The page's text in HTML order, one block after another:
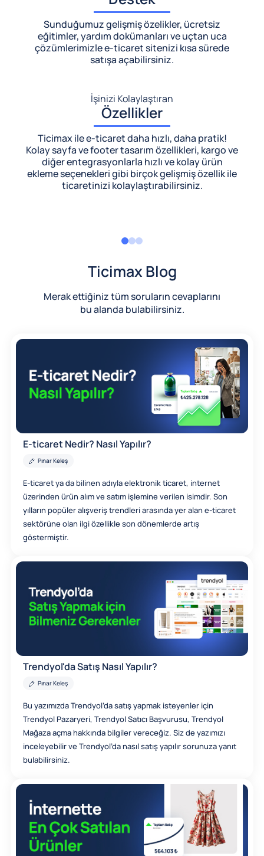
Sunduğumuz gelişmiş özelikler, ücretsiz
eğitimler, yardım dokümanları ve uçtan uca
çözümlerimizlee-ticaret sitenizi kısa sürede
satışa açabilirsiniz.
İşinizi Kolaylaştıran
Özellikler
Ticimax ile e-ticaret daha hızlı, daha pratik!
Kolay sayfa ve footer tasarım özellikleri, kargo ve
diğer entegrasyonlarla hızlı ve kolay ürün
ekleme seçenekleri gibi birçok gelişmiş özellik ile
ticaretinizi kolaylaştırabilirsiniz.
Ticimax Blog
Merak ettiğiniz tüm soruların cevaplarını
bu alanda bulabilirsiniz.
E-ticaret Nedir? Nasıl Yapılır?
Pınar Keleş
E-ticaret ya da bilinen adıyla elektronik ticaret, internet
üzerinden ürün alım ve satım işlemine verilen isimdir. Son
yılların popüler alışveriş trendleri arasında yer alan e-ticaret
sektörüne olan ilgi özellikle son dönemlerde artış
göstermiştir.
Trendyol'da Satış Nasıl Yapılır?
Pınar Keleş
Bu yazımızda Trendyol’da satış yapmak isteyenler için
Trendyol Pazaryeri, Trendyol Satıcı Başvurusu, Trendyol
Mağaza açma hakkında bilgiler vereceğiz. Siz de yazımızı
inceleyebilir ve Trendyol’da nasıl satış yapılır sorunuza yanıt
bulabilirsiniz.